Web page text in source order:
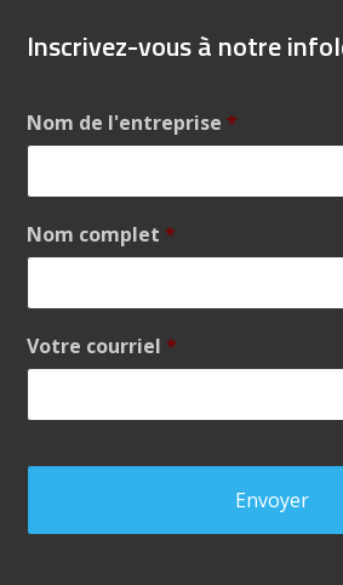
Inscrivez-vous à notre
Nom de l'entreprise *
Nom complet *
Votre courriel *